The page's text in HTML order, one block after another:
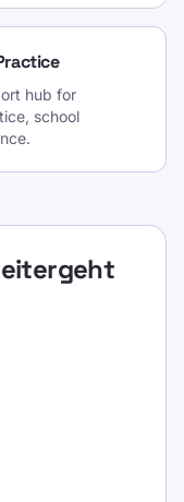
hub for
school